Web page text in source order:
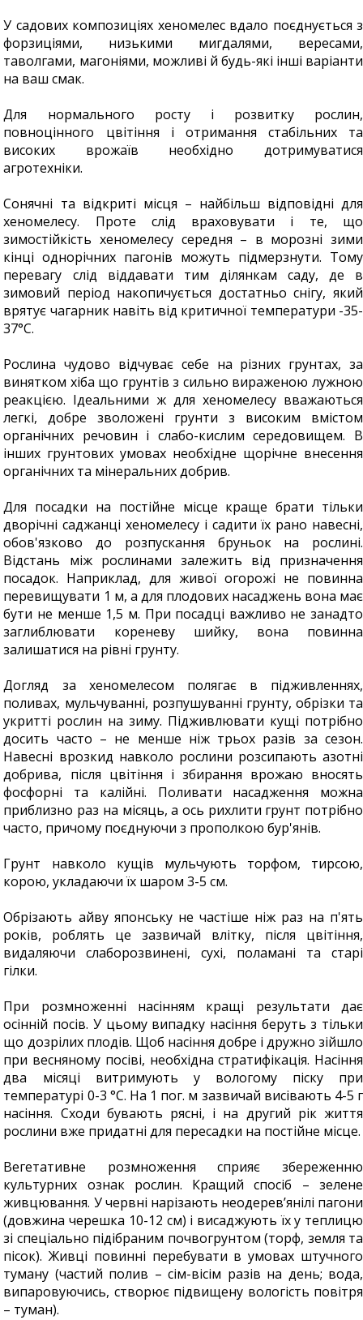
У садових композиціях хеномелес вдало поєднується з
форзиціями, низькими мигдалями, вересами,
таволгами, магоніями, можливі й будь-які інші варіанти
на ваш смак.
Для нормального росту і розвитку рослин,
повноцінного цвітіння і отримання стабільних та
високих врожаїв необхідно дотримуватися
агротехніки.
Сонячні та відкриті місця – найбільш відповідні для
хеномелесу. Проте слід враховувати і те, що
зимостійкість хеномелесу середня – в морозні зими
кінці однорічних пагонів можуть підмерзнути. Тому
перевагу слід віддавати тим ділянкам саду, де в
зимовий період накопичується достатньо снігу, який
врятує чагарник навіть від критичної температури -35-
37°С.
Рослина чудово відчуває себе на різних грунтах, за
винятком хіба що грунтів з сильно вираженою лужною
реакцією. Ідеальними ж для хеномелесу вважаються
легкі, добре зволожені грунти з високим вмістом
органічних речовин і слабо-кислим середовищем. В
інших грунтових умовах необхідне щорічне внесення
органічних та мінеральних добрив.
Для посадки на постійне місце краще брати тільки
дворічні саджанці хеномелесу і садити їх рано навесні,
обов'язково до розпускання бруньок на рослині.
Відстань між рослинами залежить від призначення
посадок. Наприклад, для живої огорожі не повинна
перевищувати 1 м, а для плодових насаджень вона має
бути не менше 1,5 м. При посадці важливо не занадто
заглиблювати кореневу шийку, вона повинна
залишатися на рівні грунту.
Догляд за хеномелесом полягає в підживленнях,
поливах, мульчуванні, розпушуванні грунту, обрізки та
укритті рослин на зиму. Підживлювати кущі потрібно
досить часто – не менше ніж трьох разів за сезон.
Навесні врозкид навколо рослини розсипають азотні
добрива, після цвітіння і збирання врожаю вносять
фосфорні та калійні. Поливати насадження можна
приблизно раз на місяць, а ось рихлити грунт потрібно
часто, причому поєднуючи з прополкою бур'янів.
Грунт навколо кущів мульчують торфом, тирсою,
корою, укладаючи їх шаром 3-5 см.
Обрізають айву японську не частіше ніж раз на п'ять
років, роблять це зазвичай влітку, після цвітіння,
видаляючи слаборозвинені, сухі, поламані та старі
гілки.
При розмноженні насінням кращі результати дає
осінній посів. У цьому випадку насіння беруть з тільки
що дозрілих плодів. Щоб насіння добре і дружно зійшло
при весняному посіві, необхідна стратифікація. Насіння
два місяці витримують у вологому піску при
температурі 0-3 °С. На 1 пог. м зазвичай висівають 4-5 г
насіння. Сходи бувають рясні, і на другий рік життя
рослини вже придатні для пересадки на постійне місце.
Вегетативне розмноження сприяє збереженню
культурних ознак рослин. Кращий спосіб – зелене
живцювання. У червні нарізають неодерев’янілі пагони
(довжина черешка 10-12 см) і висаджують їх у теплицю
зі спеціально підібраним почвогрунтом (торф, земля та
пісок). Живці повинні перебувати в умовах штучного
туману (частий полив – сім-вісім разів на день; вода,
випаровуючись, створює підвищену вологість повітря
– туман).